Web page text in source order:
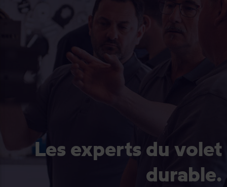
Les experts du volet
durable.